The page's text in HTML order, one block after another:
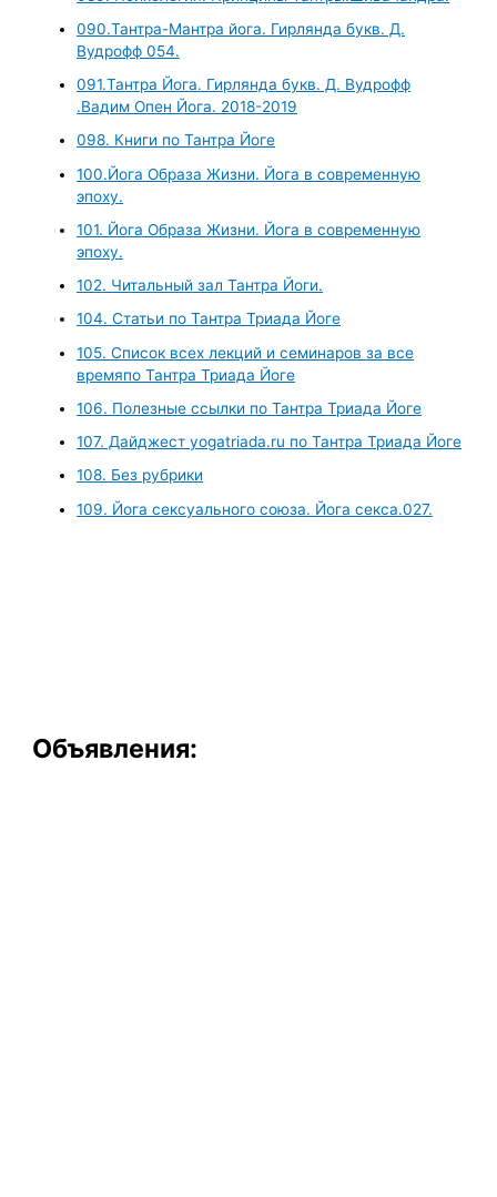
090.Тантра-Мантра йога. Гирлянда букв. Д.
Вудрофф 054.
091.Тантра Йога. Гирлянда букв. Д. Вудрофф
.Вадим Опен Йога. 2018-2019
098. Книги по Тантра Йоге
100.Йога Образа Жизни. Йога в современную
эпоху.
101. Йога Образа Жизни. Йога в современную
эпоху.
102. Читальный зал Тантра Йоги.
104. Статьи по Тантра Триада Йоге
105. Список всех лекций и семинаров за все
времяпо Тантра Триада Йоге
106. Полезные ссылки по Тантра Триада Йоге
107. Дайджест yogatriada.ru по Тантра Триада Йоге
108. Без рубрики
109. Йога сексуального союза. Йога секса.027.
Объявления: